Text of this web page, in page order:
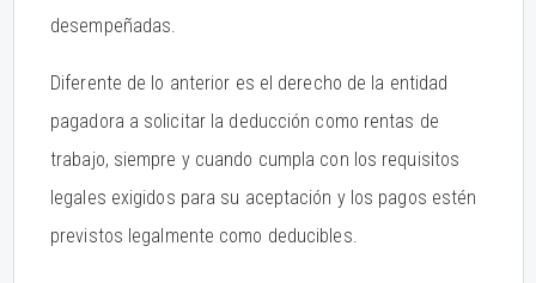
desempeñadas.
Diferente de lo anterior es el derecho de la entidad
pagadora a solicitar la deducción como rentas de
trabajo, siempre y cuando cumpla con los requisitos
legales exigidos para su aceptación y los pagos estén
previstos legalmente como deducibles.